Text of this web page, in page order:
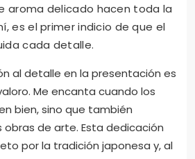
aroma delicado hacen toda la
es el primer indicio de que el
cada detalle.
al detalle en la presentación es
Me encanta cuando los
bien, sino que también
de arte. Esta dedicación
por la tradición japonesa y, al